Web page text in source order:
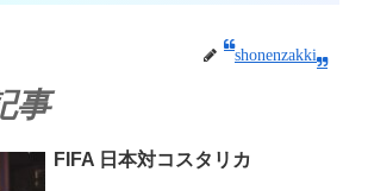
shonenzakki
事
FIFA 日本対コスタリカ